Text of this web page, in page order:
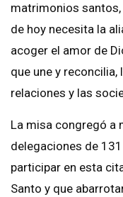
matrimonios
de hoy necesita la
acoger el amor de
que une y
relaciones y las
La misa congregó a
delegaciones de
participar en esta
Santo y que